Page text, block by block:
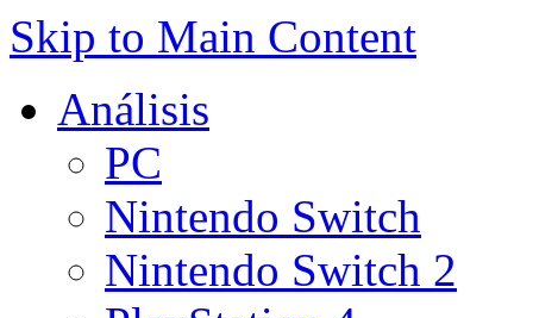
Skip to Main Content
Análisis
PC
Nintendo Switch
Nintendo Switch 2